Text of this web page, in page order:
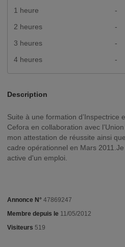
1 heure
-
2 heures
-
3 heures
-
4 heures
-
Description
Suite à une formation d’Inspectrice en nettoyage donnée par le
Cefora en collaboration avec
mon attestation de réussite ainsi
cadre opérationnel en Mars
active d'un emploi.
Annonce N° 47869247
Membre depuis le 11/05/2012
Visiteurs 519